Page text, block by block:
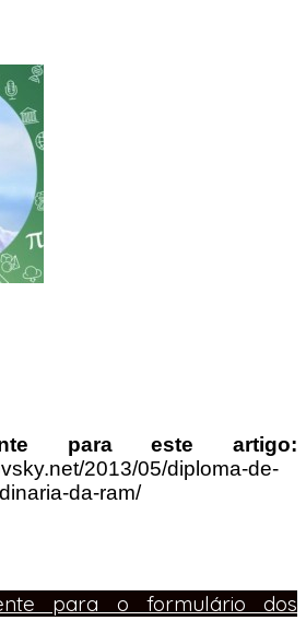
para este artigo:
2013/05/diploma-de-
da-ram/
para o formulário dos